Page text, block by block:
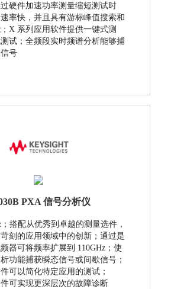
硬件加速功率测量缩短测试时
率快，并且具有游标峰值搜索和
X 系列应用软件提供一键式测
试；全频段实时频谱分析能够捕
号
PXA 信号分析仪
搭配从优秀到卓越的测量选件，
刻的应用领域中的创新；通过是
器可将频率扩展到 110GHz；使
功能捕获瞬态信号或间歇信号；
可以简化特定应用的测试；
可实现更深层次的故障诊断